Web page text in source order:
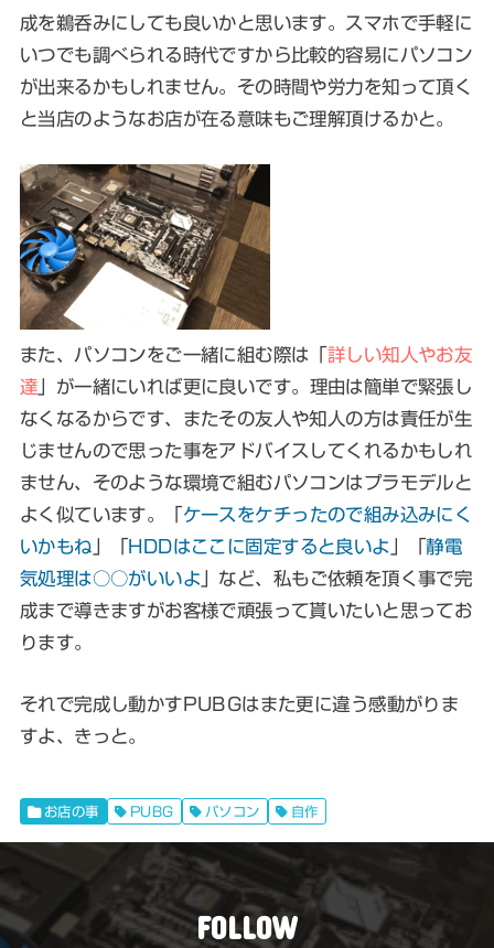
成を鵜呑みにしても良いかと思います。スマホで手軽に
いつでも調べられる時代ですから比較的容易にパソコン
が出来るかもしれません。その時間や労力を知って頂く
と当店のようなお店が在る意味もご理解頂けるかと。
また、パソコンをご一緒に組む際は「詳しい知人やお友
達 」が一緒にいれば更に良いです。理由は簡単で緊張し
なくなるからです、またその友人や知人の方は責任が生
じませんので思った事をアドバイスしてくれるかもしれ
ません、そのような環境で組むパソコンはプラモデルと
よく似ています。「ケースをケチったので組み込みにく
いかもね 」「HDDはここに固定すると良いよ 」「静電
気処理は○○がいいよ 」など、私もご依頼を頂く事で完
成まで導きますがお客様で頑張って貰いたいと思ってお
ります。
それで完成し動かすPUBGはまた更に違う感動がりま
すよ、きっと。
お店の事 PUBG パソコン 自作
FOLLOW